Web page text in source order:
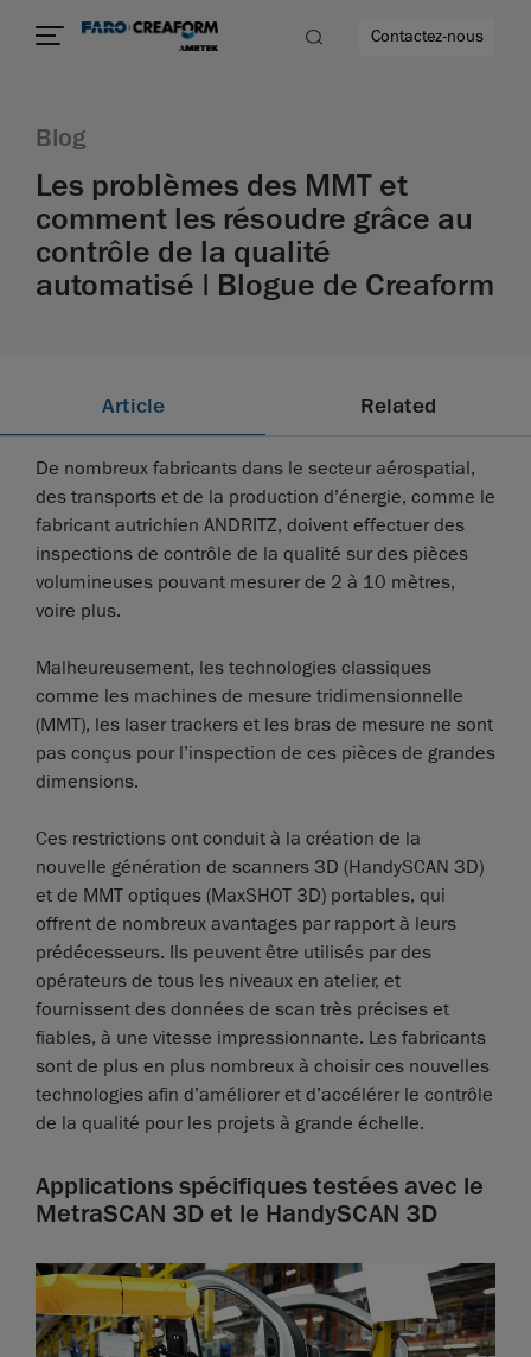
encore
Contactez-nous
Blog
Les problèmes des MMT et
comment les résoudre grâce au
contrôle de la qualité
automatisé | Blogue de Creaform
Article Related
De nombreux fabricants dans le secteur aérospatial,
des transports et de la production d’énergie, comme le
fabricant autrichien ANDRITZ, doivent effectuer des
inspections de contrôle de la qualité sur des pièces
volumineuses pouvant mesurer de 2 à 10 mètres,
voire plus.
Malheureusement, les technologies classiques
comme les machines de mesure tridimensionnelle
(MMT), les laser trackers et les bras de mesure ne sont
pas conçus pour l’inspection de ces pièces de grandes
dimensions.
Ces restrictions ont conduit à la création de la
nouvelle génération de scanners 3D (HandySCAN 3D)
et de MMT optiques (MaxSHOT 3D) portables, qui
offrent de nombreux avantages par rapport à leurs
prédécesseurs. Ils peuvent être utilisés par des
opérateurs de tous les niveaux en atelier, et
fournissent des données de scan très précises et
fiables, à une vitesse impressionnante. Les fabricants
sont de plus en plus nombreux à choisir ces nouvelles
technologies afin d’améliorer et d’accélérer le contrôle
de la qualité pour les projets à grande échelle.
Applications spécifiques testées avec le
MetraSCAN 3D et le HandySCAN 3D